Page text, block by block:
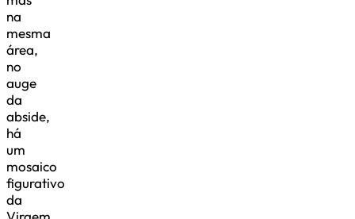
na
mesma
área,
no
auge
da
abside,
há
um
mosaico
figurativo
da